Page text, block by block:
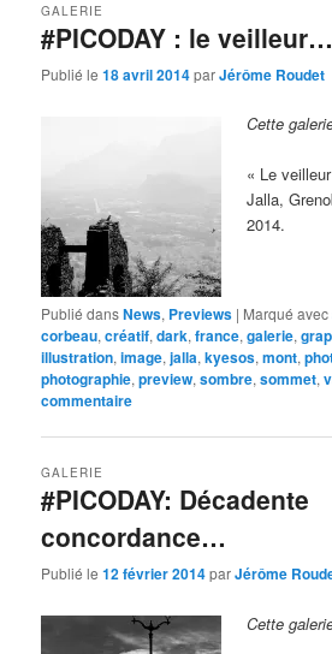
#PICODAY : le veilleur…
GALERIE
Publié le18 avril 2014parJérôme Roudet
Cette
« Le
Jalla,
2014.
Publié dansNews, Previews | Marqué avec
corbeau,créatif,dark,france,galerie,
illustration,image,jalla,kyesos,mont,
photographie,preview,sombre,sommet,
commentaire
#PICODAY: Décadente
concordance…
GALERIE
Publié le12 février 2014parJérôme
Cette